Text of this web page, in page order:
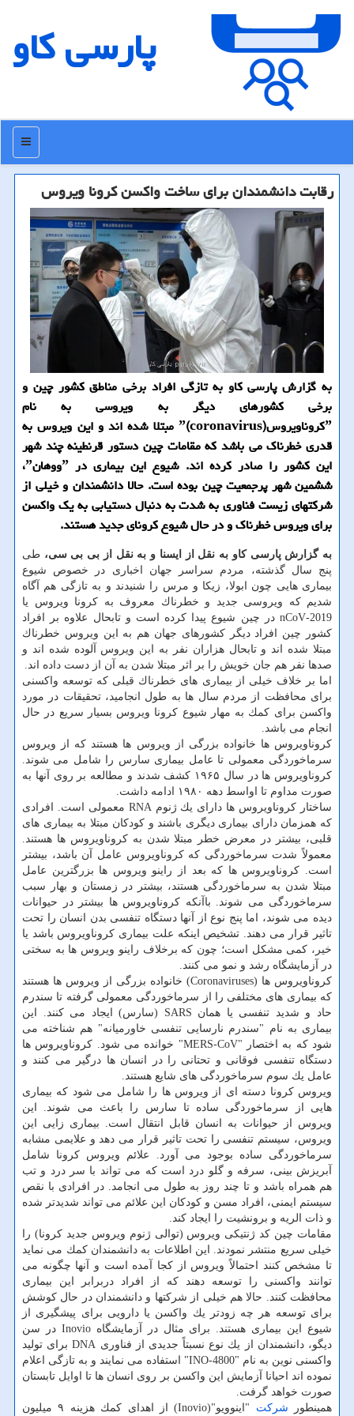
پارسی كاو
منو
رقابت دانشمندان برای ساخت واكسن كرونا ویروس
به گزارش پارسی كاو به تازگی افراد برخی مناطق كشور چین و
برخی كشورهای دیگر به ویروسی به نام
ˮكروناویروسˮ(coronavirus) مبتلا شده اند و این ویروس به
قدری خطرناك می باشد كه مقامات چین دستور قرنطینه چند شهر
این كشور را صادر كرده اند. شیوع این بیماری در ˮووهانˮ،
ششمین شهر پرجمعیت چین بوده است. حالا دانشمندان و خیلی از
شركتهای زیست فناوری به شدت به دنبال دستیابی به یك واكسن
برای ویروس خطرناك و در حال شیوع كرونای جدید هستند.
به گزارش پارسی كاو به نقل از ایسنا و به نقل از بی بی سی، طی
پنج سال گذشته، مردم سراسر جهان اخباری در خصوص شیوع
بیماری هایی چون ابولا، زیكا و مرس را شنیدند و به تازگی هم آگاه
شدیم كه ویروسی جدید و خطرناك معروف به كرونا ویروس یا
2019-nCoV در چین شیوع پیدا كرده است و تابحال علاوه بر افراد
كشور چین افراد دیگر كشورهای جهان هم به این ویروس خطرناك
مبتلا شده اند و تابحال هزاران نفر به این ویروس آلوده شده اند و
صدها نفر هم جان خویش را بر اثر مبتلا شدن به آن از دست داده اند.
اما بر خلاف خیلی از بیماری های خطرناك قبلی كه توسعه واكسنی
برای محافظت از مردم سال ها به طول انجامید، تحقیقات در مورد
واكسن برای كمك به مهار شیوع كرونا ویروس بسیار سریع در حال
انجام می باشد.
كروناویروس ها خانواده بزرگی از ویروس ها هستند كه از ویروس
سرماخوردگی معمولی تا عامل بیماری سارس را شامل می شوند.
كروناویروس ها در سال ۱۹۶۵ كشف شدند و مطالعه بر روی آنها به
صورت مداوم تا اواسط دهه ۱۹۸۰ ادامه داشت.
ساختار كروناویروس ها دارای یك ژنوم RNA معمولی است. افرادی
كه همزمان دارای بیماری دیگری باشند و كودكان مبتلا به بیماری های
قلبی، بیشتر در معرض خطر مبتلا شدن به كروناویروس ها هستند.
معمولاً شدت سرماخوردگی كه كروناویروس عامل آن باشد، بیشتر
است. كروناویروس ها كه بعد از راینو ویروس ها بزرگترین عامل
مبتلا شدن به سرماخوردگی هستند، بیشتر در زمستان و بهار سبب
سرماخوردگی می شوند. باآنكه كروناویروس ها بیشتر در حیوانات
دیده می شوند، اما پنج نوع از آنها دستگاه تنفسی بدن انسان را تحت
تاثیر قرار می دهند. تشخیص اینكه علت بیماری كروناویروس باشد یا
خیر، كمی مشكل است؛ چون كه برخلاف راینو ویروس ها به سختی
در آزمایشگاه رشد و نمو می كنند.
كروناویروس ها (Coronaviruses) خانواده بزرگی از ویروس ها هستند
كه بیماری های مختلفی را از سرماخوردگی معمولی گرفته تا سندرم
حاد و شدید تنفسی یا همان SARS (سارس) ایجاد می كنند. این
بیماری به نام "سندرم نارسایی تنفسی خاورمیانه" هم شناخته می
شود كه به اختصار "MERS-CoV" خوانده می شود. كروناویروس ها
دستگاه تنفسی فوقانی و تحتانی را در انسان ها درگیر می كنند و
عامل یك سوم سرماخوردگی های شایع هستند.
ویروس كرونا دسته ای از ویروس ها را شامل می شود كه بیماری
هایی از سرماخوردگی ساده تا سارس را باعث می شوند. این
ویروس از حیوانات به انسان قابل انتقال است. بیماری زایی این
ویروس، سیستم تنفسی را تحت تاثیر قرار می دهد و علایمی مشابه
سرماخوردگی ساده بوجود می آورد. علائم ویروس كرونا شامل
آبریزش بینی، سرفه و گلو درد است كه می تواند با سر درد و تب
هم همراه باشد و تا چند روز به طول می انجامد. در افرادی با نقص
سیستم ایمنی، افراد مسن و كودكان این علائم می تواند شدیدتر شده
و ذات الریه و برونشیت را ایجاد كند.
مقامات چین كد ژنتیكی ویروس (توالی ژنوم ویروس جدید كرونا) را
خیلی سریع منتشر نمودند. این اطلاعات به دانشمندان كمك می نماید
تا مشخص كنند احتمالاً ویروس از كجا آمده است و آنها چگونه می
توانند واكسنی را توسعه دهند كه از افراد دربرابر این بیماری
محافظت كنند. حالا هم خیلی از شركتها و دانشمندان در حال كوشش
برای توسعه هر چه زودتر یك واكسن یا دارویی برای پیشگیری از
شیوع این بیماری هستند. برای مثال در آزمایشگاه Inovio در سن
دیگو، دانشمندان از یك نوع نسبتاً جدیدی از فناوری DNA برای تولید
واكسنی نوین به نام "INO-4800" استفاده می نمایند و به تازگی اعلام
نموده اند احیانا آزمایش این واكسن بر روی انسان ها تا اوایل تابستان
صورت خواهد گرفت.
همینطور شركت "اینوویو"(Inovio) از اهدای كمك هزینه ۹ میلیون